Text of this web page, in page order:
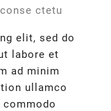
ctetu
elit, sed do
labore et
ad minim
ullamco